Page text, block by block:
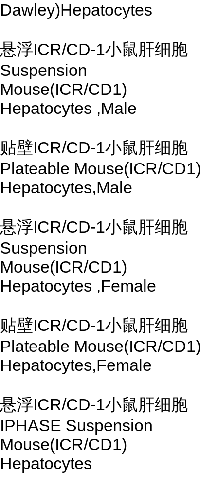
Dawley)Hepatocytes
悬浮ICR/CD-1小鼠肝细胞
Suspension
Mouse(ICR/CD1)
Hepatocytes ,Male
贴壁ICR/CD-1小鼠肝细胞
Plateable Mouse(ICR/CD1)
Hepatocytes,Male
悬浮ICR/CD-1小鼠肝细胞
Suspension
Mouse(ICR/CD1)
Hepatocytes ,Female
贴壁ICR/CD-1小鼠肝细胞
Plateable Mouse(ICR/CD1)
Hepatocytes,Female
悬浮ICR/CD-1小鼠肝细胞
IPHASE Suspension
Mouse(ICR/CD1)
Hepatocytes